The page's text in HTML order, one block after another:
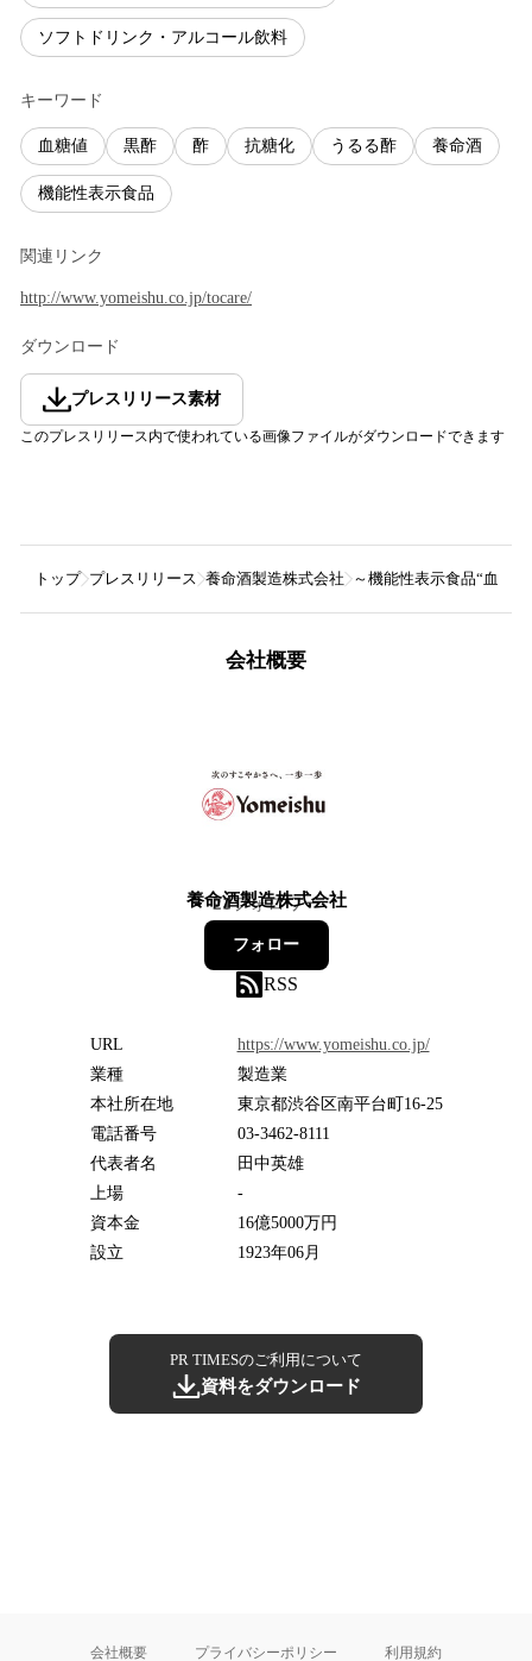
ソフトドリンク・アルコール飲料
キーワード
血糖値 黒酢 酢 抗糖化 うるる酢 養命酒
機能性表示食品
関連リンク
http://www.yomeishu.co.jp/tocare/
ダウンロード
プレスリリース素材
このプレスリリース内で使われている画像ファイルがダウンロードできます
トップ プレスリリース 養命酒製造株式会社 ～機能性表示食品“血糖
会社概要
養命酒製造株式会社
21フォロワー
フォロー
RSS
URL
https://www.yomeishu.co.jp/
業種
製造業
本社所在地
東京都渋谷区南平台町16-25
電話番号
03-3462-8111
代表者名
田中英雄
上場
-
資本金
16億5000万円
設立
1923年06月
PR TIMESのご利用について
資料をダウンロード
会社概要 プライバシーポリシー 利用規約